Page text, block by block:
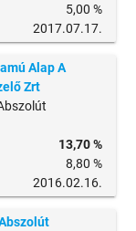
5,00 %
2017.07.17.
Alap A
Zrt
13,70 %
8,80 %
2016.02.16.